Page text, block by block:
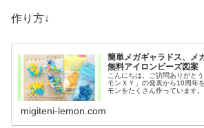
作り方↓
簡単メガギャラドス、メ
無料アイロンビーズ図案
こんにちは。ご訪問ありがと
モンＸＹ」の発表から10周年
モンをたくさん作っています
migiteni-lemon.com